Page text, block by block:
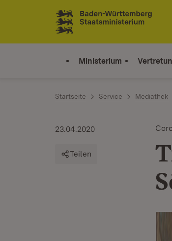
Zum Inhalt springen
Link zur Startseite
Ministerium
Startseite Service Mediathek
23.04.2020
Teilen